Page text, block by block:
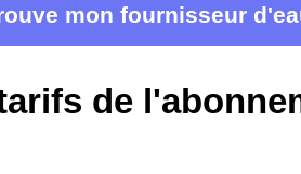
mon fournisseur
de